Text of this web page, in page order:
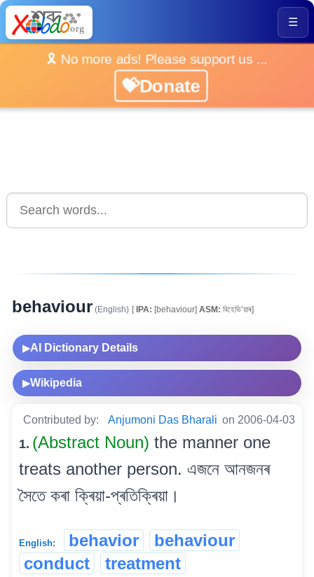
☰
🎗️ No more ads! Please support us ...
💝Donate
behaviour (English) [IPA: [behaviour] ASM: বিহেভি’য়াৰ]
▶AI Dictionary Details
▶Wikipedia
Contributed by: Anjumoni Das Bharali on 2006-04-03
1. (Abstract Noun) the manner one
treats another person. এজনে আনজনৰ
সৈতে কৰা ক্ৰিয়া-প্ৰতিক্ৰিয়া।
English: behavior
behaviour
conduct
treatment